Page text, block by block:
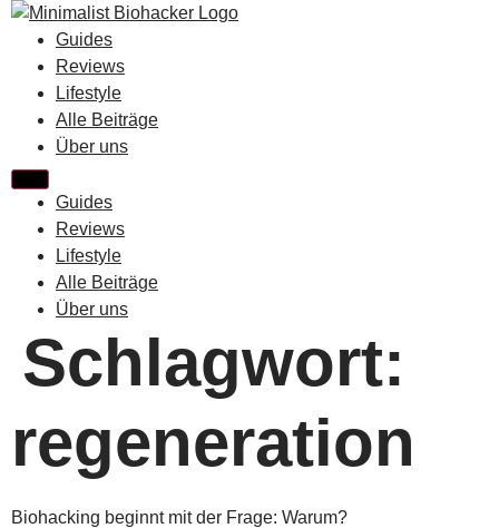
Zum
Inhalt
springen
Guides
Reviews
Lifestyle
Alle Beiträge
Über uns
Guides
Reviews
Lifestyle
Alle Beiträge
Über uns
Schlagwort:
regeneration
Biohacking beginnt mit der Frage: Warum?